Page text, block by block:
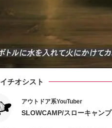
イチオシスト
アウトドア系YouTuber
SLOWCAMP/スローキャンプ